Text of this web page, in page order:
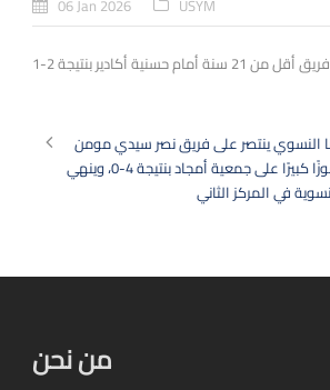
06 Jan 2026 USYM
سنة أمام حسنية أكادير بنتيجة 2-1
النسوي ينتصر على فريق نصر سيدي مومن
فريقنا النسوي يحقق فوزًا كبيرًا على جمعية أمجاد بنتيجة 4-0، وينهي
في المركز الثاني
من نحن